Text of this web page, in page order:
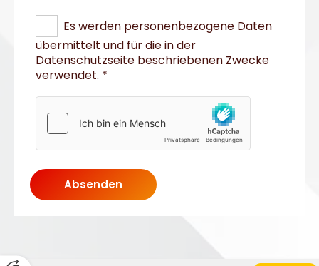
Es werden personenbezogene Daten
übermittelt und für die in der
Datenschutzseite beschriebenen Zwecke
verwendet. *